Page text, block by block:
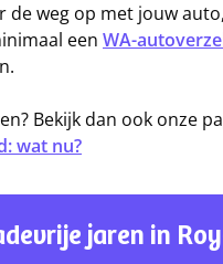
de weg op met jouw
een WA-
Bekijk dan ook onze
wat nu?
jaren in